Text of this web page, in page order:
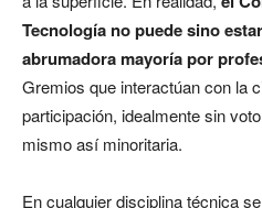
Tecnología no puede sino
abrumadora mayoría por
Gremios que interactúan con la
participación, idealmente sin
mismo así minoritaria.
En cualquier disciplina técnica